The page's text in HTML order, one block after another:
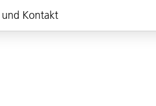
und Kontakt